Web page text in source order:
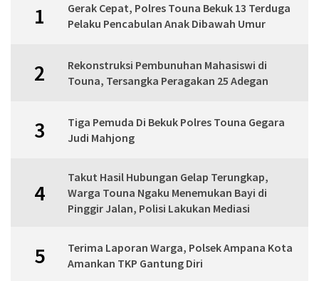
1
Gerak Cepat, Polres Touna Bekuk 13 Terduga
Pelaku Pencabulan Anak Dibawah Umur
2
Rekonstruksi Pembunuhan Mahasiswi di
Touna, Tersangka Peragakan 25 Adegan
3
Tiga Pemuda Di Bekuk Polres Touna Gegara
Judi Mahjong
4
Takut Hasil Hubungan Gelap Terungkap,
Warga Touna Ngaku Menemukan Bayi di
Pinggir Jalan, Polisi Lakukan Mediasi
5
Terima Laporan Warga, Polsek Ampana Kota
Amankan TKP Gantung Diri